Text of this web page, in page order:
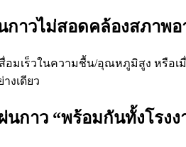
กาวไม่สอดคล้องสภาพ
อมเร็วในความชื้น/อุณหภูมิสูง หรือ
งเดียว
นกาว “พร้อมกันทั้งโรง